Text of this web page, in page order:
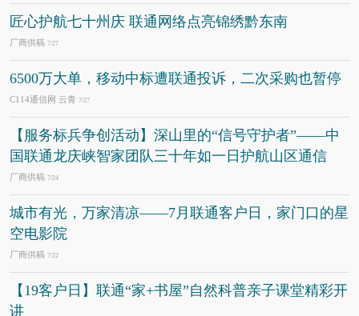
匠心护航七十州庆 联通网络点亮锦绣黔东南
厂商供稿 7/27
6500万大单，移动中标遭联通投诉，二次采购也暂停
C114通信网 云青 7/27
【服务标兵争创活动】深山里的“信号守护者”——中
国联通龙庆峡智家团队三十年如一日护航山区通信
厂商供稿 7/24
城市有光，万家清凉——7月联通客户日，家门口的星
空电影院
厂商供稿 7/22
【19客户日】联通“家+书屋”自然科普亲子课堂精彩开
讲